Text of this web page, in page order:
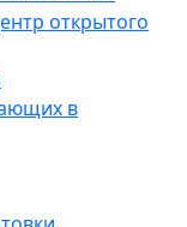
открытого
в